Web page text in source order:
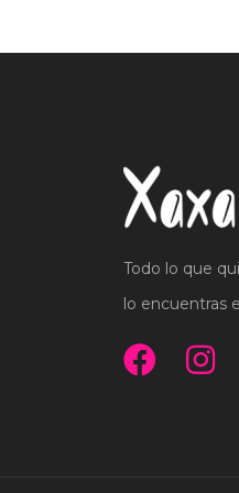
Todo lo que
lo encuentras